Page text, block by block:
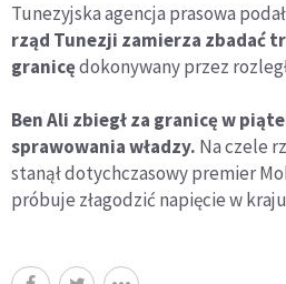
Tunezyjska agencja prasowa
rząd Tunezji zamierza zbadać
granicędokonywany przez
Ben Ali zbiegł za granicę w
sprawowania władzy. Na czele
stanął dotychczasowy premier
próbuje złagodzić napięcie w